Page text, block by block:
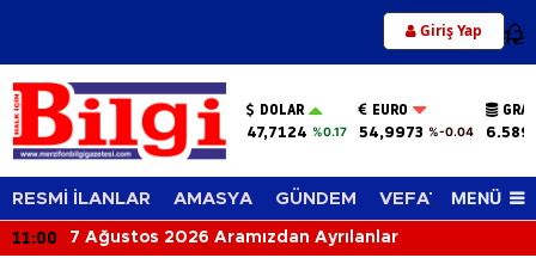
Giriş Yap 12
DOLAR
47,7124 %0.17
EURO
54,9973 %-0.04
RESMİ İLANLAR AMASYA GÜNDEM VEFAT EDENLER
MENÜ
10:45
Rüyada Kolonya Görmek Ne Anlama Gelir? Ferahlık